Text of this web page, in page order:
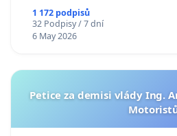
1 172 podpisů
32 Podpisy / 7 dní
6 May 2026
Petice za demisi vlády Ing.